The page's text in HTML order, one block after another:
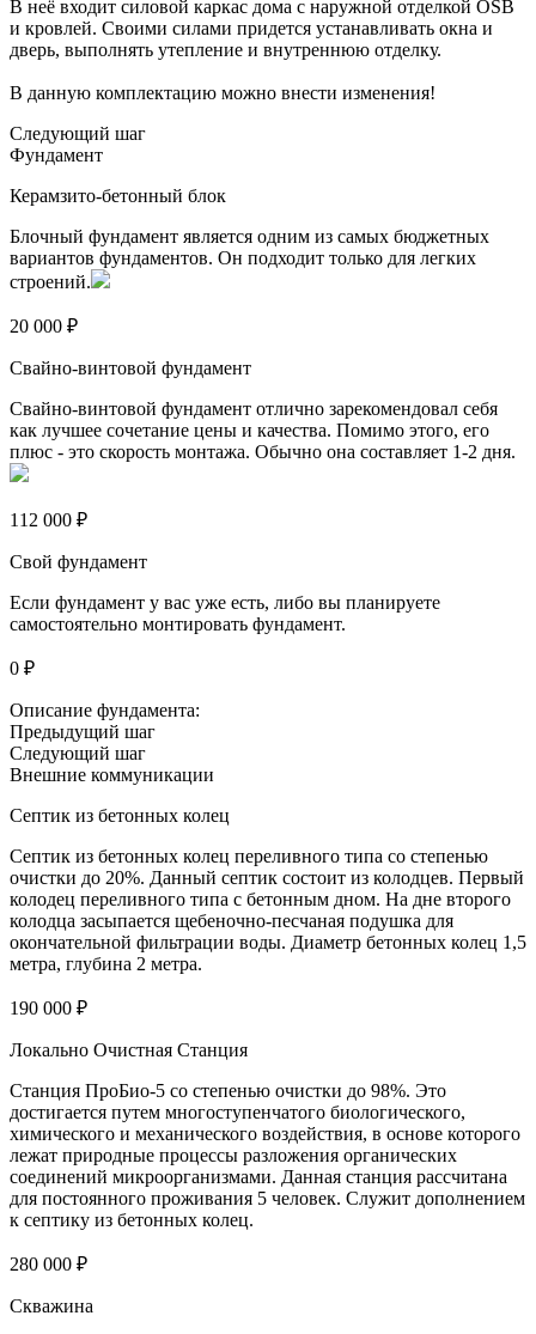
В неё входит силовой каркас дома с наружной отделкой OSB
и кровлей. Своими силами придется устанавливать окна и
дверь, выполнять утепление и внутреннюю отделку.
В данную комплектацию можно внести изменения!
Следующий шаг
Фундамент
Керамзито-бетонный блок
Блочный фундамент является одним из самых бюджетных
вариантов фундаментов. Он подходит только для легких
строений.
20 000 ₽
Свайно-винтовой фундамент
Свайно-винтовой фундамент отлично зарекомендовал себя
как лучшее сочетание цены и качества. Помимо этого, его
плюс - это скорость монтажа. Обычно она составляет 1-2 дня.
112 000 ₽
Свой фундамент
Если фундамент у вас уже есть, либо вы планируете
самостоятельно монтировать фундамент.
0 ₽
Описание фундамента:
Предыдущий шаг
Следующий шаг
Внешние коммуникации
Септик из бетонных колец
Септик из бетонных колец переливного типа со степенью
очистки до 20%. Данный септик состоит из колодцев. Первый
колодец переливного типа с бетонным дном. На дне второго
колодца засыпается щебеночно-песчаная подушка для
окончательной фильтрации воды. Диаметр бетонных колец 1,5
метра, глубина 2 метра.
190 000 ₽
Локально Очистная Станция
Станция ПроБио-5 со степенью очистки до 98%. Это
достигается путем многоступенчатого биологического,
химического и механического воздействия, в основе которого
лежат природные процессы разложения органических
соединений микроорганизмами. Данная станция рассчитана
для постоянного проживания 5 человек. Служит дополнением
к септику из бетонных колец.
280 000 ₽
Скважина